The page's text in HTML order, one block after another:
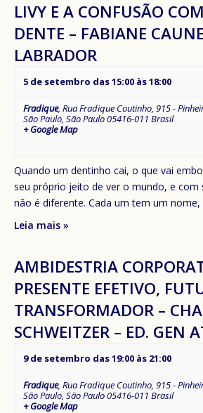
LIVY E A CONFUSÃO
DENTE – FABIANE
LABRADOR
5 de setembro das 15:00 às18:00
Fradique, Rua Fradique Coutinho, 915 -
São Paulo, São Paulo05416-011 Brasil
+ Google Map
Quando um dentinho cai, o que vai
seu próprio jeito de ver o mundo, e com
não é diferente. Cada um tem um
Leia mais »
AMBIDESTRIA
PRESENTE EFETIVO,
TRANSFORMADOR –
SCHWEITZER – ED. GEN
9 de setembro das 19:00 às 21:00
Fradique, Rua Fradique Coutinho, 915 -
São Paulo, São Paulo05416-011 Brasil
+ Google Map